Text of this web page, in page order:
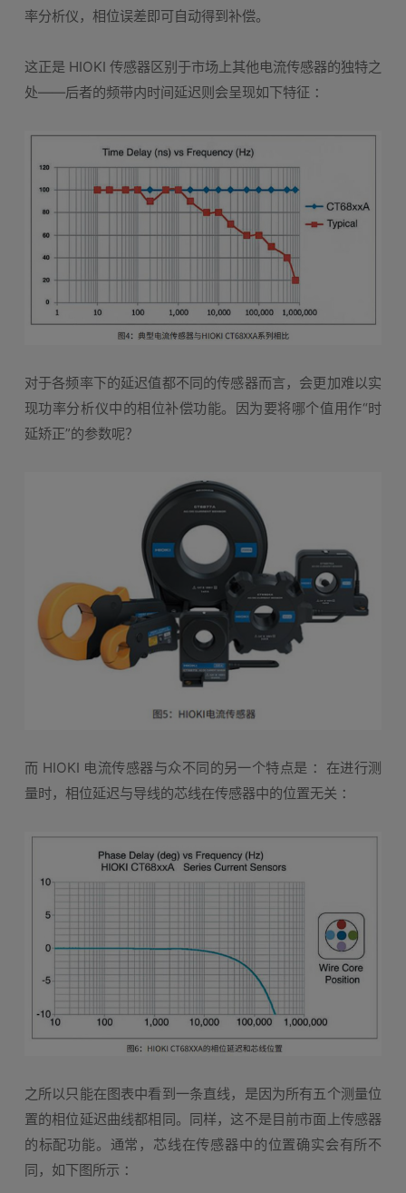
率分析仪，相位误差即可自动得到补偿。
这正是 HIOKI 传感器区别于市场上其他电流传感器的独特之
处——后者的频带内时间延迟则会呈现如下特征 ：
对于各频率下的延迟值都不同的传感器而言，会更加难以实
现功率分析仪中的相位补偿功能。因为要将哪个值用作“时
延矫正”的参数呢？
而 HIOKI 电流传感器与众不同的另一个特点是 ：在进行测
量时，相位延迟与导线的芯线在传感器中的位置无关 ：
之所以只能在图表中看到一条直线，是因为所有五个测量位
置的相位延迟曲线都相同。同样，这不是目前市面上传感器
的标配功能。通常，芯线在传感器中的位置确实会有所不
同，如下图所示 ：